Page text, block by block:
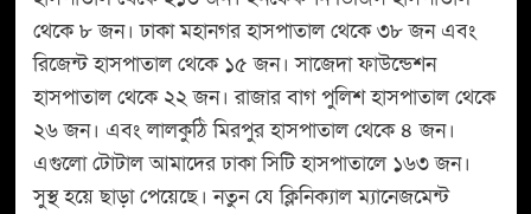
থেকে ৮ জন। ঢাকা মহানগর হাসপাতাল থেকে ৩৮ জন এবং
রিজেন্ট হাসপাতাল থেকে ১৫ জন। সাজেদা ফাউন্ডেশন
হাসপাতাল থেকে ২২ জন। রাজার বাগ পুলিশ হাসপাতাল থেকে
২৬ জন। এবং লালকুঠি মিরপুর হাসপাতাল থেকে ৪ জন।
এগুলো টোটাল আমাদের ঢাকা সিটি হাসপাতালে ১৬৩ জন।
সুস্থ হয়ে ছাড়া পেয়েছে। নতুন যে ক্লিনিক্যাল ম্যানেজমেন্ট